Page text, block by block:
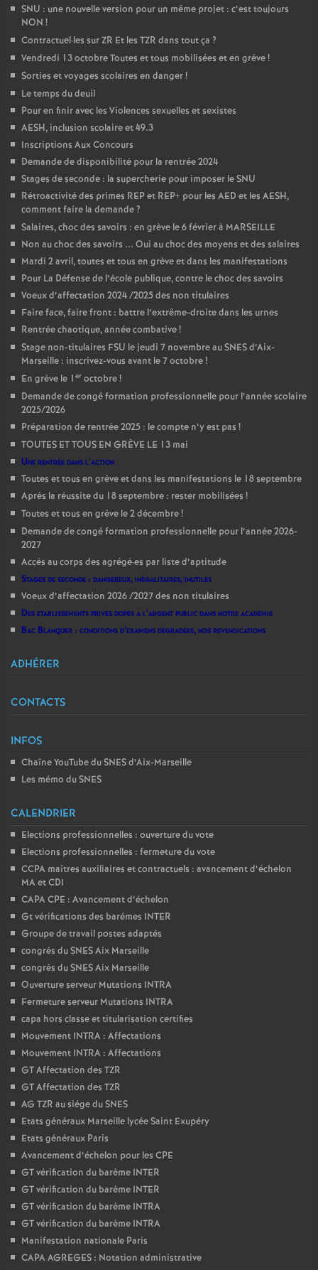
SNU : une nouvelle version pour un même projet : c’est toujours
NON !
Contractuel·les sur ZR Et les TZR dans tout ça ?
Vendredi 13 octobre Toutes et tous mobilisées et en grève!
Sorties et voyages scolaires en danger!
Le temps du deuil
Pour en finir avec les Violences sexuelles et sexistes
AESH, inclusion scolaire et 49.3
Inscriptions Aux Concours
Demande de disponibilité pour la rentrée 2024
Stages de seconde : la supercherie pour imposer le SNU
Rétroactivité des primes REP et REP+ pour les AED et les AESH,
comment faire la demande?
Salaires, choc des savoirs : en grève le 6 février à MARSEILLE
Non au choc des savoirs ... Oui au choc des moyens et des salaires
Mardi 2 avril, toutes et tous en grève et dans les manifestations
Pour La Défense de l’école publique, contre le choc des savoirs
Voeux d’affectation 2024 /2025 des non titulaires
Faire face, faire front : battre l’extrême-droite dans les urnes
Rentrée chaotique, année combative!
Stage non-titulaires FSU le jeudi 7 novembre au SNES d’Aix-
Marseille : inscrivez-vous avant le 7 octobre!
En grève le 1 er octobre!
Demande de congé formation professionnelle pour l’année scolaire
2025/2026
Préparation de rentrée 2025 : le compte n’y est pas !
TOUTES ET TOUS EN GRÈVE LE 13 mai
Une rentrée dans l’action
Toutes et tous en grève et dans les manifestations le 18 septembre
Après la réussite du 18 septembre : rester mobilisées !
Toutes et tous en grève le 2 décembre!
Demande de congé formation professionnelle pour l’année 2026-
2027
Accès au corps des agrégé·es par liste d’aptitude
Stages de seconde : dangereux, inégalitaires, inutiles
Voeux d’affectation 2026 /2027 des non titulaires
Des établissements privés dopés à l’argent public dans notre académie
Bac Blanquer : conditions d’examens dégradées, nos revendications
ADHÉRER
CONTACTS
INFOS
Chaîne YouTube du SNES d’Aix-Marseille
Les mémo du SNES
CALENDRIER
Elections professionnelles : ouverture du vote
Elections professionnelles : fermeture du vote
CCPA maîtres auxiliaires et contractuels : avancement d’échelon
MA et CDI
CAPA CPE : Avancement d’échelon
Gt vérifications des barémes INTER
Groupe de travail postes adaptés
congrès du SNES Aix Marseille
congrès du SNES Aix Marseille
Ouverture serveur Mutations INTRA
Fermeture serveur Mutations INTRA
capa hors classe et titularisation certifies
Mouvement INTRA : Affectations
Mouvement INTRA : Affectations
GT Affectation des TZR
GT Affectation des TZR
AG TZR au siége du SNES
Etats généraux Marseille lycée Saint Exupéry
Etats généraux Paris
Avancement d’échelon pour les CPE
GT vérification du barème INTER
GT vérification du barème INTER
GT vérification du barème INTRA
GT vérification du barème INTRA
Manifestation nationale Paris
CAPA AGREGES : Notation administrative